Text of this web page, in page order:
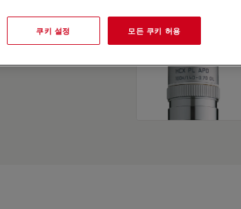
쿠키 설정 모든 쿠키 허용